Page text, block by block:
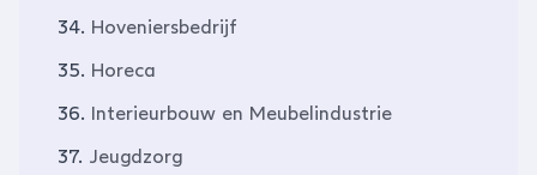
34. Hoveniersbedrijf
35. Horeca
36. Interieurbouw en Meubelindustrie
37. Jeugdzorg